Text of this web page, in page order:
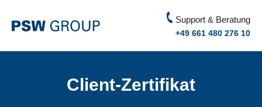
Support & Beratung
+49 661 480 276 10
Client-Zertifikat